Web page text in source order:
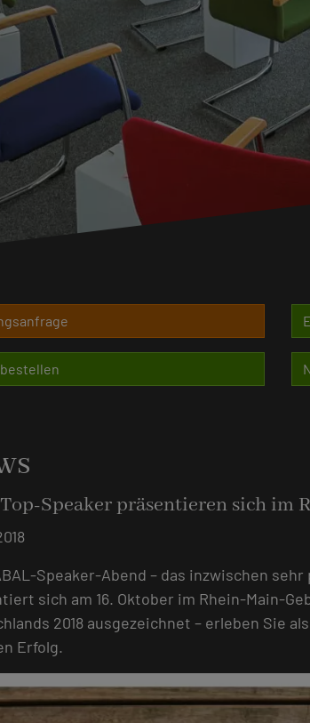
Speaker präsentieren sich im
Speaker-Abend – das inzwischen
sich am 16. Oktober im Rhein-Main-
2018 ausgezeichnet – erleben Sie
Erfolg.